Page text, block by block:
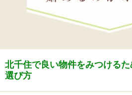
北千住で良い物件をみつける
選び方